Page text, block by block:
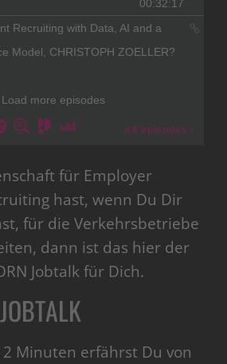
für Employer
hast, wenn Du Dir
für die Verkehrsbetriebe
dann ist das hier der
Jobtalk für Dich.
Minuten erfährst Du von